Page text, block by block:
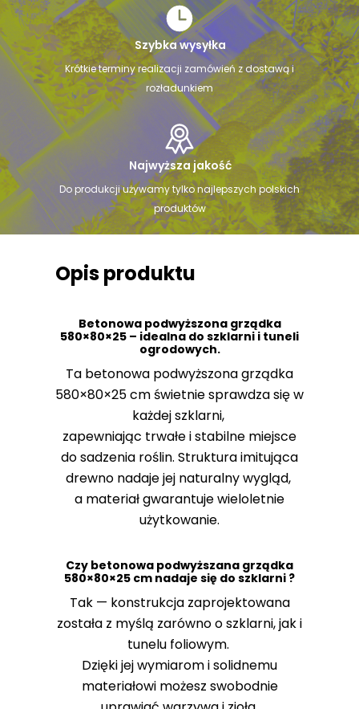
Szybka wysyłka
Krótkie terminy realizacji zamówień z dostawą i
rozładunkiem
Najwyższa jakość
Do produkcji używamy tylko najlepszych polskich
produktów
Opis produktu
Betonowa podwyższona grządka
580×80×25 – idealna do szklarni i tuneli
ogrodowych.
Czy betonowa podwyższana grządka
580×80×25 cm nadaje się do szklarni ?
Ta betonowa podwyższona grządka
580×80×25 cm świetnie sprawdza się w
każdej szklarni,
zapewniając trwałe i stabilne miejsce
do sadzenia roślin. Struktura imitująca
drewno nadaje jej naturalny wygląd,
a materiał gwarantuje wieloletnie
użytkowanie.
Tak — konstrukcja zaprojektowana
została z myślą zarówno o szklarni, jak i
tunelu foliowym.
Dzięki jej wymiarom i solidnemu
materiałowi możesz swobodnie